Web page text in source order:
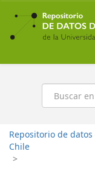
Ir
contenido
principal
Buscar
Repositorio de
Chile
>